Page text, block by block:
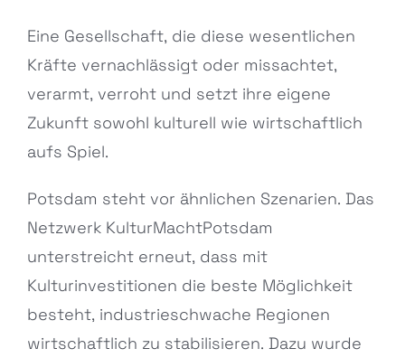
Eine Gesellschaft, die diese wesentlichen
Kräfte vernachlässigt oder missachtet,
verarmt, verroht und setzt ihre eigene
Zukunft sowohl kulturell wie wirtschaftlich
aufs Spiel.
Potsdam steht vor ähnlichen Szenarien. Das
Netzwerk KulturMachtPotsdam
unterstreicht erneut, dass mit
Kulturinvestitionen die beste Möglichkeit
besteht, industrieschwache Regionen
wirtschaftlich zu stabilisieren. Dazu wurde